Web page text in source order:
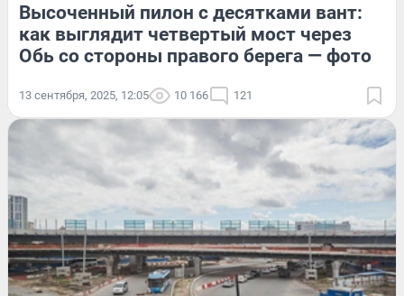
Высоченный пилон с десятками вант:
как выглядит четвертый мост через
Обь со стороны правого берега — фото
13 сентября, 2025, 12:05 10 166 121